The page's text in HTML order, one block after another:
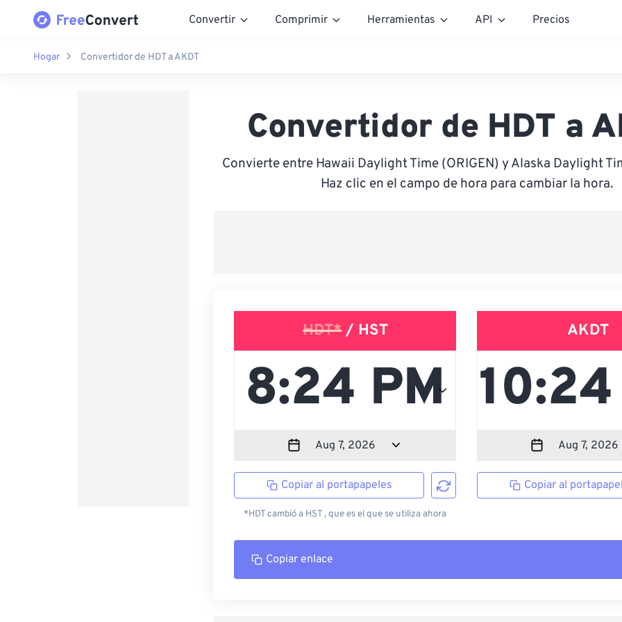
Convertir Comprimir Herramientas API Precios
Hogar Convertidor de HDT a AKDT
Convertidor de HDT a
Convierte entre Hawaii Daylight Time (ORIGEN) y Alaska Daylight
Haz clic en el campo de hora para cambiar la hora.
HDT*/ HST
Copiar al portapapeles
*HDT cambió a HST , que es el que se utiliza ahora
AKDT
Copiar al
Copiar enlace